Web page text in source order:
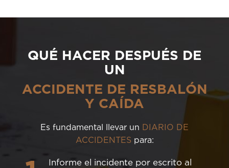
QUÉ HACER DESPUÉS DE
UN
ACCIDENTE DE RESBALÓN
Y CAÍDA
Es fundamental llevar un DIARIO DE
ACCIDENTES para:
Informe el incidente por escrito al